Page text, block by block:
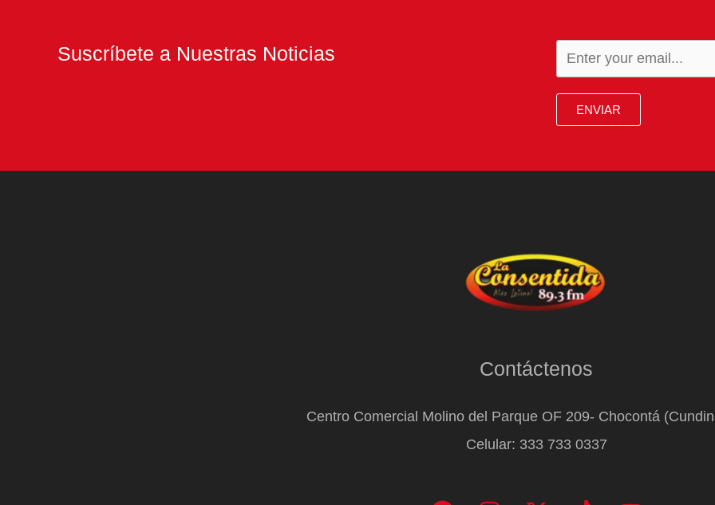
Suscríbete a Nuestras Noticias
ENVIAR
Contáctenos
Centro Comercial Molino del Parque OF 209- Chocontá
Celular: 333 733 0337